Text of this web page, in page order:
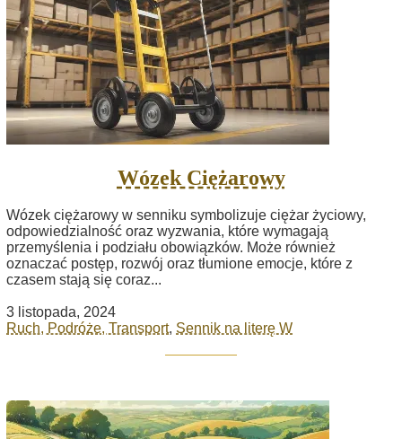
Wózek Ciężarowy
Wózek ciężarowy w senniku symbolizuje ciężar życiowy,
odpowiedzialność oraz wyzwania, które wymagają
przemyślenia i podziału obowiązków. Może również
oznaczać postęp, rozwój oraz tłumione emocje, które z
czasem stają się coraz...
3 listopada, 2024
Ruch, Podróże, Transport, Sennik na literę W